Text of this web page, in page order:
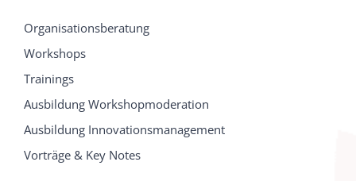
Organisationsberatung
Workshops
Trainings
Ausbildung Workshopmoderation
Ausbildung Innovationsmanagement
Vorträge & Key Notes